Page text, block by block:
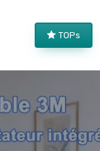
TOPs